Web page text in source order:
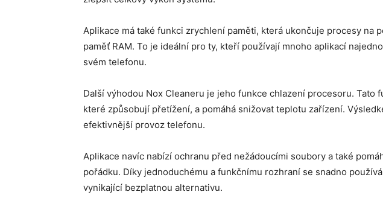
Aplikace má také funkci zrychlení paměti, která ukončuje procesy na
paměť RAM. To je ideální pro ty, kteří používají mnoho aplikací
svém telefonu.
Další výhodou Nox Cleaneru je jeho funkce chlazení procesoru. Tato
které způsobují přetížení, a pomáhá snižovat teplotu zařízení.
efektivnější provoz telefonu.
Aplikace navíc nabízí ochranu před nežádoucími soubory a také
pořádku. Díky jednoduchému a funkčnímu rozhraní se snadno
vynikající bezplatnou alternativu.